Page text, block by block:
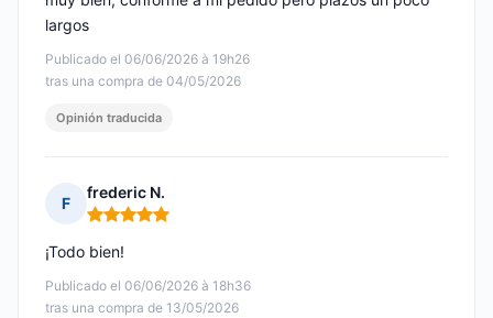
Publicado el 06/06/2026 à 19h26
tras una compra de 04/05/2026
largos
Opinión traducida
F
frederic N.
Nota: 5 de 5
Publicado el 06/06/2026 à 18h36
tras una compra de 13/05/2026
¡Todo bien!